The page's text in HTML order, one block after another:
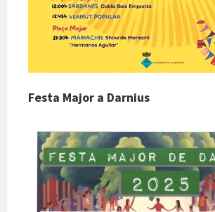
Festa Major a Darnius